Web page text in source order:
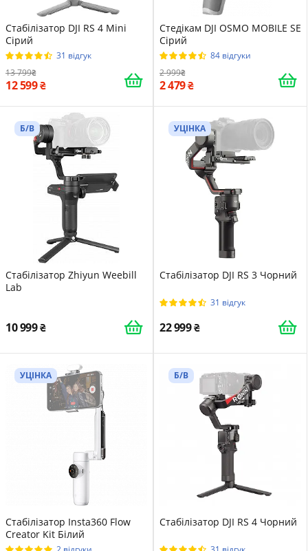
Стабілізатор DJI RS 4 Mini
Сірий
31 відгук
13 799
12 599
Стедікам DJI OSMO MOBILE SE
Сірий
84 відгуки
2 999
2 479
Б/В
Стабілізатор Zhiyun Weebill
Lab
10 999
УЦІНКА
Стабілізатор DJI RS 3 Чорний
31 відгук
22 999
УЦІНКА
Стабілізатор Insta360 Flow
Creator Kit Білий
Б/В
Стабілізатор DJI RS 4 Чорний